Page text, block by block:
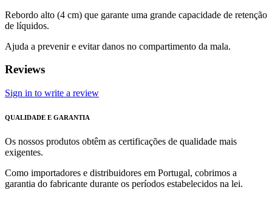
Rebordo alto (4 cm) que garante uma grande capacidade de retenção
de líquidos.
Ajuda a prevenir e evitar danos no compartimento da mala.
Reviews
Sign in to write a review
QUALIDADE E GARANTIA
Os nossos produtos obtêm as certificações de qualidade mais
exigentes.
Como importadores e distribuidores em Portugal, cobrimos a
garantia do fabricante durante os períodos estabelecidos na lei.